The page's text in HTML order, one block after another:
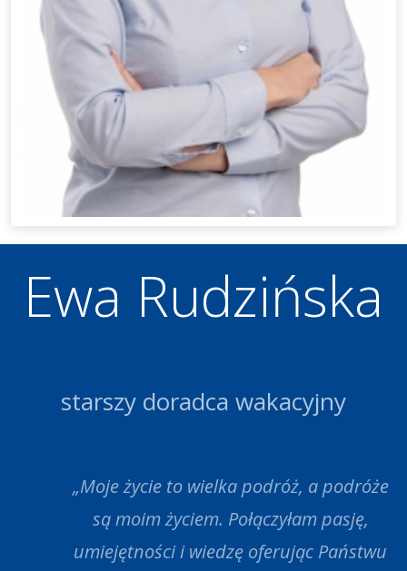
Ewa Rudzińska
starszy doradca wakacyjny
„Moje życie to wielka podróż, a podróże
są moim życiem. Połączyłam pasję,
umiejętności i wiedzę oferując Państwu